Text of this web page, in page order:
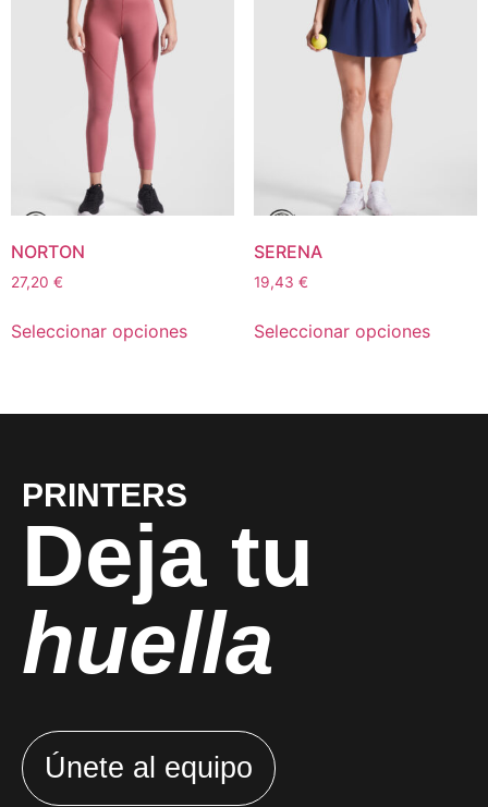
NORTON
27,20 €
Seleccionar opciones
SERENA
19,43 €
Seleccionar opciones
PRINTERS
Deja tu
huella
Únete al equipo